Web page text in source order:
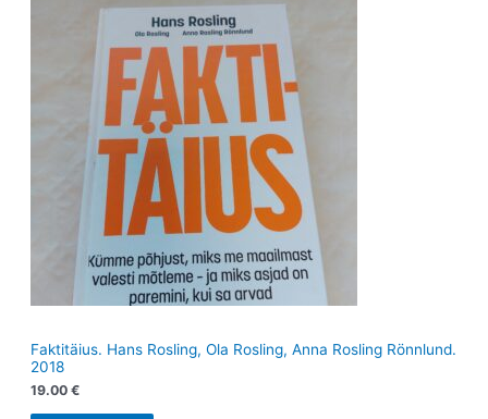
Faktitäius. Hans Rosling, Ola Rosling, Anna Rosling Rönnlund.
2018
19.00 €